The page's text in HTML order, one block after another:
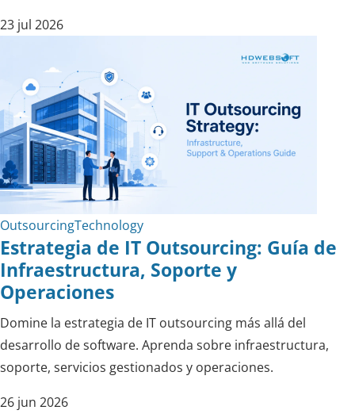
23 jul 2026
OutsourcingTechnology
Estrategia de IT Outsourcing: Guía de
Infraestructura, Soporte y
Operaciones
Domine la estrategia de IT outsourcing más allá del
desarrollo de software. Aprenda sobre infraestructura,
soporte, servicios gestionados y operaciones.
26 jun 2026